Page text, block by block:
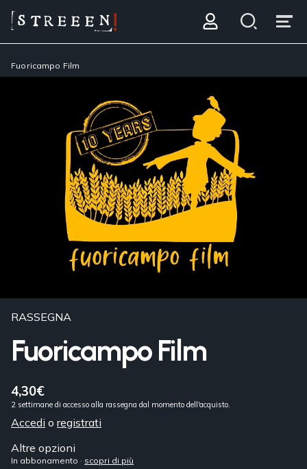
Fuoricampo Film
RASSEGNA
Fuoricampo Film
4,30€
2 settimane di accesso alla rassegna dal momento dell'acquisto.
Accedi oregistrati
Altre opzioni
In abbonamento · scopri di più